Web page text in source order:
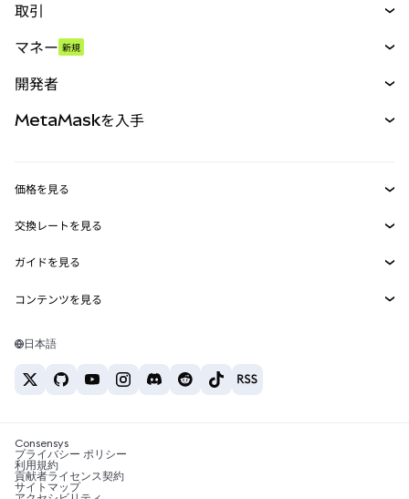
取引
パーペチュアル
RWA
マネー 新規
開発者
MetaMask Connect
Snaps
Web3サービス
MetaMaskを入手
セキュリティ
サポート
キャリア
お問い合わせ
価格を見る
イーサリアムの価格
Solanaの価格
Tetherの価格
交換レートを見る
ETH→USD
USDT→INR
BTC→INR
ETH→USDT
ガイドを見る
ETHの購入
USDTの購入
SHIBの購入
BNBの購入
コンテンツを見る
Solanaウォレット
税制関連ニュース
暗号資産の購入方法は？
日本語
Consensys
プライバシー ポリシー
利用規約
貢献者ライセンス契約
サイトマップ